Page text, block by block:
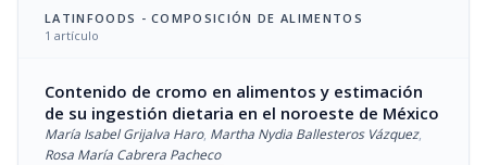
LATINFOODS - COMPOSICIÓN DE ALIMENTOS
1 artículo
Contenido de cromo en alimentos y estimación
de su ingestión dietaria en el noroeste de México
María Isabel Grijalva Haro, Martha Nydia Ballesteros Vázquez,
Rosa María Cabrera Pacheco